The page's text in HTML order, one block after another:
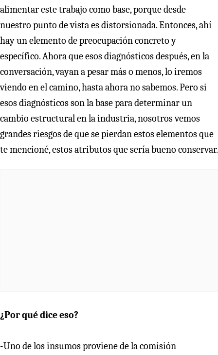
alimentar este trabajo como base, porque desde
nuestro punto de vista es distorsionada. Entonces, ahí
hay un elemento de preocupación concreto y
específico. Ahora que esos diagnósticos después, en la
conversación, vayan a pesar más o menos, lo iremos
viendo en el camino, hasta ahora no sabemos. Pero si
esos diagnósticos son la base para determinar un
cambio estructural en la industria, nosotros vemos
grandes riesgos de que se pierdan estos elementos que
te mencioné, estos atributos que sería bueno conservar.
¿Por qué dice eso?
-Uno de los insumos proviene de la comisión